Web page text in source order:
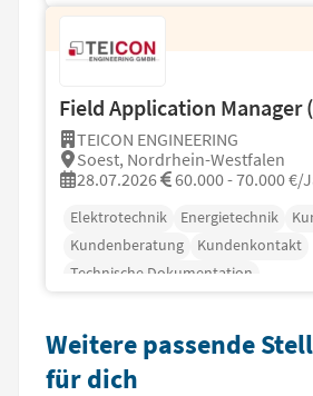
Field Application Manager
TEICON ENGINEERING
Soest, Nordrhein-Westfalen
28.07.2026
60.000 - 70.000 €/
Elektrotechnik Energietechnik
Kundenberatung
Kundenkontakt
Technische Dokumentation
Weitere passende
für dich